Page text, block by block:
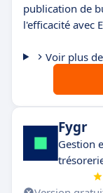
publication de
l'efficacité avec
Voir plus
Fygr
Gestion